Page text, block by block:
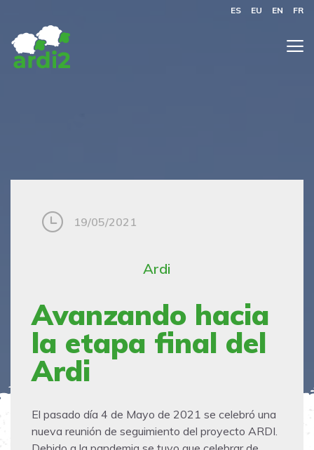
ES EU EN FR
19/05/2021
Ardi
Avanzando hacia
la etapa final del
Ardi
El pasado día 4 de Mayo de 2021 se celebró una
nueva reunión de seguimiento del proyecto ARDI.